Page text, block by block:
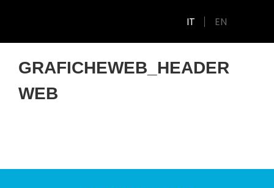
IT EN
GRAFICHEWEB_HEADER
WEB